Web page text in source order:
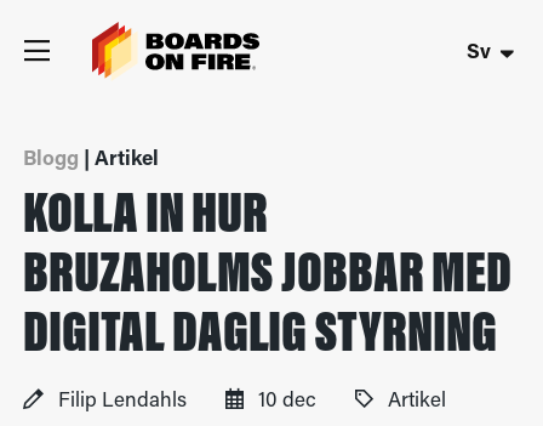
Sv
Blogg | Artikel
KOLLA IN HUR
BRUZAHOLMS JOBBAR MED
DIGITAL DAGLIG STYRNING
Filip Lendahls 10 dec Artikel